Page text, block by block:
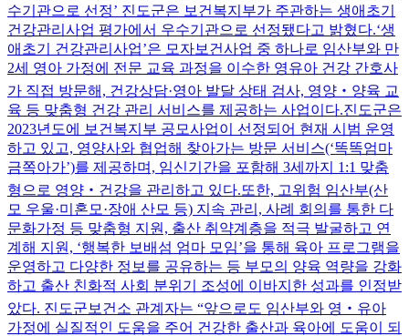
수기관으로 선정’ 진도군은 보건복지부가 주관하는 생애초기
건강관리사업 평가에서 우수기관으로 선정됐다고 밝혔다.‘생
애초기 건강관리사업’은 모자보건사업 중 하나로 임산부와 만
2세 영아 가정에 전문 교육 과정을 이수한 영유아 건강 간호사
가 직접 방문해, 건강상담·영아 발달 상태 검사, 영양‧양육 교
육 등 맞춤형 건강 관리 서비스를 제공하는 사업이다.진도군은
2023년도에 보건복지부 공모사업이 선정되어 현재 시범 운영
하고 있고, 영양사와 협업해 찾아가는 방문 서비스(‘똑똑엄마
금쪽아가’)를 제공하며, 임신기간을 포함해 3세까지 1:1 맞춤
형으로 영양‧건강을 관리하고 있다.또한, 고위험 임산부(산
모 우울·미혼모·장애 산모 등) 지속 관리, 사례 회의를 통한 다
문화가정 등 맞춤형 지원, 출산 취약계층을 적극 발굴하고 연
계해 지원, ‘행복한 보배섬 엄마 모임’을 통해 육아 프로그램을
운영하고 다양한 정보를 공유하는 등 부모의 양육 역량을 강화
하고 출산 친화적 사회 분위기 조성에 이바지한 성과를 인정받
았다. 진도군보건소 관계자는 “앞으로도 임산부와 영‧유아
가정에 실질적인 도움을 주어 건강한 출산과 육아에 도움이 되